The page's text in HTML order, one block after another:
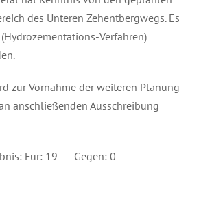
des Unteren Zehentbergwegs. Es
Verfahren)
zur Vornahme der weiteren Planung
anschließenden Ausschreibung
Für: 19 Gegen: 0